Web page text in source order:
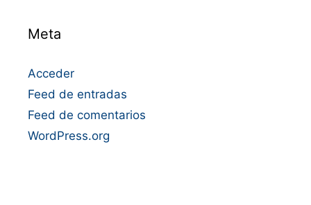
Meta
Acceder
Feed de entradas
Feed de comentarios
WordPress.org